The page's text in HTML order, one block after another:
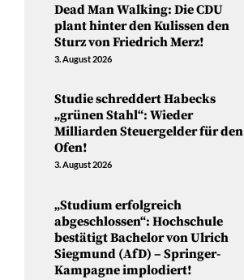
Dead Man Walking: Die CDU
plant hinter den Kulissen den
Sturz von Friedrich Merz!
3. August 2026
Studie schreddert Habecks
„grünen Stahl“: Wieder
Milliarden Steuergelder für den
Ofen!
3. August 2026
„Studium erfolgreich
abgeschlossen“: Hochschule
bestätigt Bachelor von Ulrich
Siegmund (AfD) – Springer-
Kampagne implodiert!